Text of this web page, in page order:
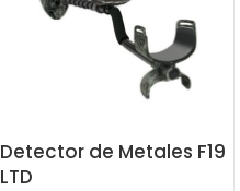
Detector de Metales F19
LTD